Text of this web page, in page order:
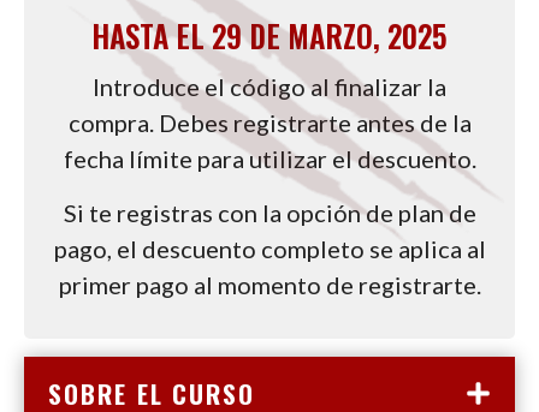
HASTA EL 29 DE MARZO, 2025
Introduce el código al finalizar la
compra. Debes registrarte antes de la
fecha límite para utilizar el descuento.
Si te registras con la opción de plan de
pago, el descuento completo se aplica al
primer pago al momento de registrarte.
SOBRE EL CURSO